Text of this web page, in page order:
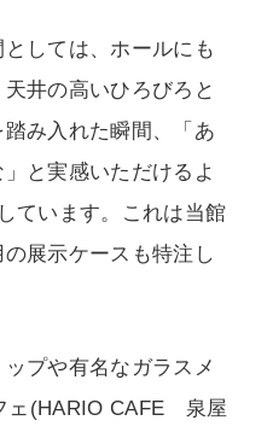
しては、ホールにも
井の高いひろびろと
み入れた瞬間、「あ
と実感いただけるよ
ています。これは当館
展示ケースも特注し
プや有名なガラスメ
ェ(HARIO CAFE 泉屋